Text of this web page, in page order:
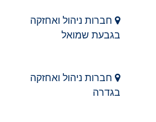
חברות ניהול ואחזקה
בגבעת שמואל
חברות ניהול ואחזקה
בגדרה